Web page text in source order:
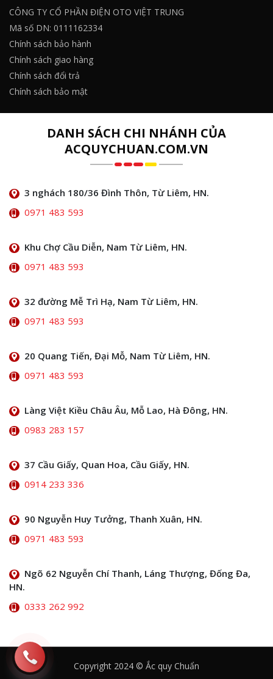
CÔNG TY CỔ PHẦN ĐIỆN OTO VIỆT TRUNG
Mã số DN: 0111162334
Chính sách bảo hành
Chính sách giao hàng
Chính sách đổi trả
Chính sách bảo mật
DANH SÁCH CHI NHÁNH CỦA
ACQUYCHUAN.COM.VN
3 nghách 180/36 Đình Thôn, Từ Liêm, HN.
0971 483 593
Khu Chợ Cầu Diễn, Nam Từ Liêm, HN.
0971 483 593
32 đường Mễ Trì Hạ, Nam Từ Liêm, HN.
0971 483 593
20 Quang Tiến, Đại Mỗ, Nam Từ Liêm, HN.
0971 483 593
Làng Việt Kiều Châu Âu, Mỗ Lao, Hà Đông, HN.
0983 283 157
37 Cầu Giấy, Quan Hoa, Cầu Giấy, HN.
0914 233 336
90 Nguyễn Huy Tưởng, Thanh Xuân, HN.
0971 483 593
Ngõ 62 Nguyễn Chí Thanh, Láng Thượng, Đống Đa,
HN.
0333 262 992
Copyright 2024 © Ắc quy Chuẩn